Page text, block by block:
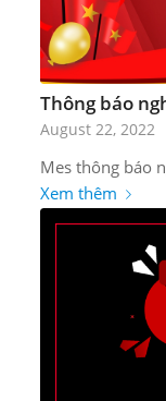
Thông báo
August 22, 2022
Mes thông báo
Xem thêm